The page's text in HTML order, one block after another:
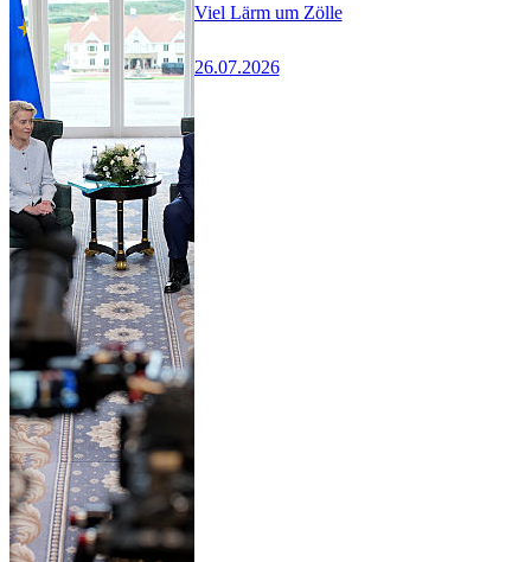
Viel Lärm um Zölle
26.07.2026